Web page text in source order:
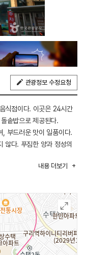
관광정보 수정요청
식점이다. 이곳은 24시간
솥밥으로 제공된다.
, 부드러운 맛이 일품이다.
않다. 푸짐한 양과 정성의
내용 더보기